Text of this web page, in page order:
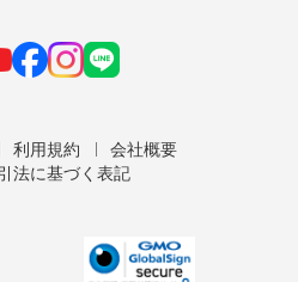
利用規約
会社概要
法に基づく表記